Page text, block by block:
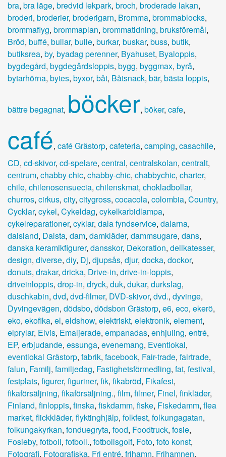
bra, bra läge, bredvid lekpark, broch, broderade lakan,
broderi, broderier, broderigarn, Bromma, brommablocks,
brommaflyg, brommaplan, brommatidning, bruksföremål,
Bröd, buffé, bullar, bulle, burkar, buskar, buss, butik,
butiksrea, by, byadag perenner, Byahuset, Byaloppis,
bygdegård, bygdegårdsloppis, bygg, byggmax, byrå,
bytarhörna, bytes, byxor, båt, Båtsnack, bär, bästa loppis,
bättre begagnat, böcker, böker, cafe,
café, café Grästorp, cafeteria, camping, casachile,
CD, cd-skivor, cd-spelare, central, centralskolan, centralt,
centrum, chabby chic, chabby-chic, chabbychic, charter,
chile, chilenosensuecia, chilenskmat, chokladbollar,
churros, cirkus, city, citygross, cocacola, colombia, Country,
Cycklar, cykel, Cykeldag, cykelkarbidlampa,
cykelreparationer, cyklar, dala fyndservice, dalarna,
dalsland, Dalsta, dam, damkläder, dammsugare, dans,
danska keramikfigurer, dansskor, Dekoration, delikatesser,
design, diverse, diy, Dj, djupsås, djur, docka, dockor,
donuts, drakar, dricka, Drive-in, drive-in-loppis,
driveinloppis, drop-in, dryck, duk, dukar, durkslag,
duschkabin, dvd, dvd-filmer, DVD-skivor, dvd., dyvinge,
Dyvingevägen, dödsbo, dödsbon Grästorp, e6, eco, ekerö,
eko, ekofika, el, eldshow, elektriskt, elektronik, element,
elprylar, Elvis, Emaljerade, empanadas, enhjuling, entré,
EP, erbjudande, essunga, evenemang, Eventlokal,
eventlokal Grästorp, fabrik, facebook, Fair-trade, fairtrade,
falun, Familj, familjedag, Fastighetsförmedling, fat, festival,
festplats, figurer, figuriner, fik, fikabröd, Fikafest,
fikaförsäljning, fikaförsäljning., film, filmer, Finel, finkläder,
Finland, finloppis, finska, fiskdamm, fiske, Fiskedamm, flea
market, flickkläder, flyktinghjälp, folkfest, folkungagatan,
folkungakyrkan, fonduegryta, food, Foodtruck, fosie,
Fosieby, fotboll, fotboll., fotbollsgolf, Foto, foto konst,
Fotografi, Fotografiska, Fri entré, frihamn, Frihamnen,